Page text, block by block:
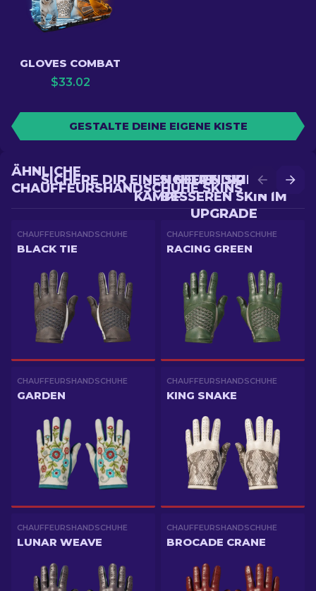
GLOVES COMBAT
$33.02
GESTALTE DEINE EIGENE KISTE
SICHERE DIR EINEN
BESSEREN SKIN IM
UPGRADE
SICHERE DIR EINEN NEUEN SKIN IM
KAMPF
ÄHNLICHE
CHAUFFEURSHANDSCHUHE SKINS
CHAUFFEURSHANDSCHUHE
BLACK TIE
CHAUFFEURSHANDSCHUHE
RACING GREEN
CHAUFFEURSHANDSCHUHE
GARDEN
CHAUFFEURSHANDSCHUHE
KING SNAKE
CHAUFFEURSHANDSCHUHE
LUNAR WEAVE
CHAUFFEURSHANDSCHUHE
BROCADE CRANE